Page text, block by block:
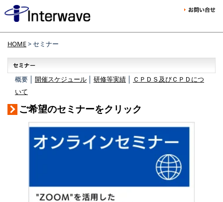
HOME> セミナー
概要 │ 開催スケジュール 研修等実績
ＣＰＤＳ及びＣＰＤにつ
いて
ご希望のセミナーをクリック